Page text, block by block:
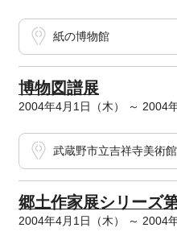
紙の博物館
博物図譜展
2004年4月1日（木） ～ 2004
武蔵野市立吉祥寺美術館
郷土作家展シリーズ
2004年4月1日（木） ～ 2004